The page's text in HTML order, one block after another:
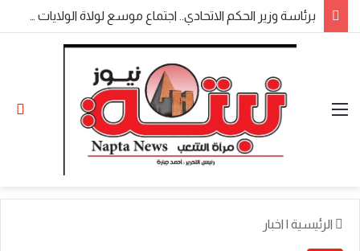
​برئاسة وزير الحكم الاتحادي.. اجتماع موسع لولاة الولايات بالخرطوم يناقش المتأخرات المالية وملفات الأمن والتنمية
القائمة
الرئيسية | اخبار